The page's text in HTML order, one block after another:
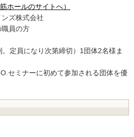
ホールのサイトへ）
ズ株式会社
員の方
定員になり次第締切）1団体2名様ま
セミナーに初めて参加される団体を優